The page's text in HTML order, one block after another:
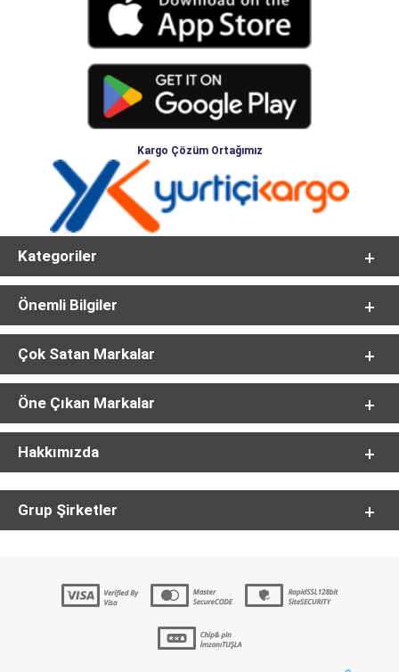
Kargo Çözüm Ortağımız
Kategoriler
Önemli Bilgiler
Çok Satan Markalar
Öne Çıkan Markalar
Hakkımızda
Grup Şirketler